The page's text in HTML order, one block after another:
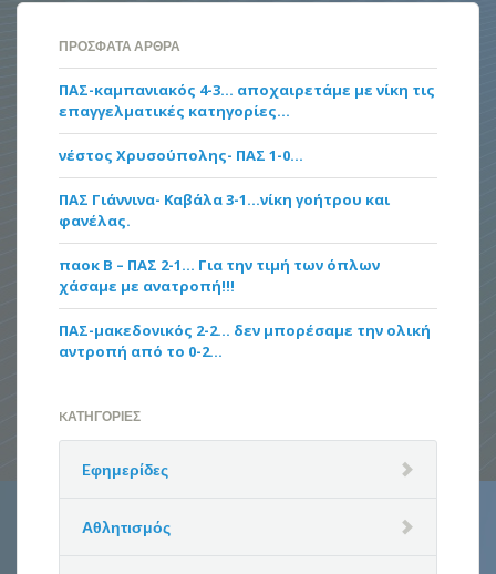
ΠΡΌΣΦΑΤΑ ΆΡΘΡΑ
ΠΑΣ-καμπανιακός 4-3… αποχαιρετάμε με νίκη τις
επαγγελματικές κατηγορίες…
νέστος Χρυσούπολης- ΠΑΣ 1-0…
ΠΑΣ Γιάννινα- Καβάλα 3-1…νίκη γοήτρου και
φανέλας.
παοκ Β – ΠΑΣ 2-1… Για την τιμή των όπλων
χάσαμε με ανατροπή!!!
ΠΑΣ-μακεδονικός 2-2… δεν μπορέσαμε την ολική
αντροπή από το 0-2…
KΑΤΗΓΟΡΊΕΣ
Eφημερίδες
Αθλητισμός